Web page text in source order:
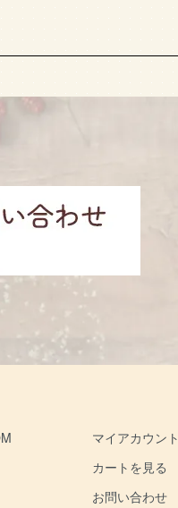
マイアカウント
カートを見る
お問い合わせ